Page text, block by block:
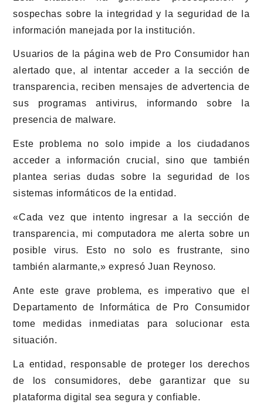
sospechas sobre la integridad y la seguridad de la
información manejada por la institución.
Usuarios de la página web de Pro Consumidor han
alertado que, al intentar acceder a la sección de
transparencia, reciben mensajes de advertencia de
sus programas antivirus, informando sobre la
presencia de malware.
Este problema no solo impide a los ciudadanos
acceder a información crucial, sino que también
plantea serias dudas sobre la seguridad de los
sistemas informáticos de la entidad.
«Cada vez que intento ingresar a la sección de
transparencia, mi computadora me alerta sobre un
posible virus. Esto no solo es frustrante, sino
también alarmante,» expresó Juan Reynoso.
Ante este grave problema, es imperativo que el
Departamento de Informática de Pro Consumidor
tome medidas inmediatas para solucionar esta
situación.
La entidad, responsable de proteger los derechos
de los consumidores, debe garantizar que su
plataforma digital sea segura y confiable.